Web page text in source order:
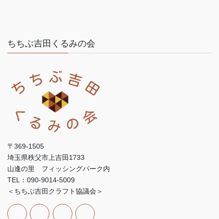
ちちぶ吉田くるみの会
〒369-1505
埼玉県秩父市上吉田1733
山逢の里 フィッシングパーク内
TEL：090-9014-5009
＜ちちぶ吉田クラフト協議会＞